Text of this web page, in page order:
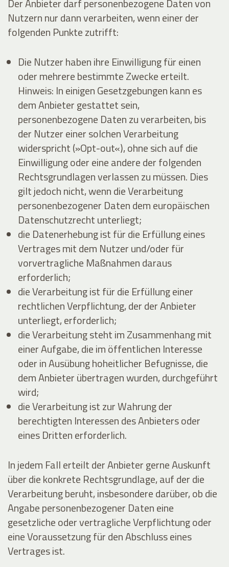
Der Anbieter darf personenbezogene Daten von
Nutzern nur dann verarbeiten, wenn einer der
folgenden Punkte zutrifft:
Die Nutzer haben ihre Einwilligung für einen
oder mehrere bestimmte Zwecke erteilt.
Hinweis: In einigen Gesetzgebungen kann es
dem Anbieter gestattet sein,
personenbezogene Daten zu verarbeiten, bis
der Nutzer einer solchen Verarbeitung
widerspricht (»Opt-out«), ohne sich auf die
Einwilligung oder eine andere der folgenden
Rechtsgrundlagen verlassen zu müssen. Dies
gilt jedoch nicht, wenn die Verarbeitung
personenbezogener Daten dem europäischen
Datenschutzrecht unterliegt;
die Datenerhebung ist für die Erfüllung eines
Vertrages mit dem Nutzer und/oder für
vorvertragliche Maßnahmen daraus
erforderlich;
die Verarbeitung ist für die Erfüllung einer
rechtlichen Verpflichtung, der der Anbieter
unterliegt, erforderlich;
die Verarbeitung steht im Zusammenhang mit
einer Aufgabe, die im öffentlichen Interesse
oder in Ausübung hoheitlicher Befugnisse, die
dem Anbieter übertragen wurden, durchgeführt
wird;
die Verarbeitung ist zur Wahrung der
berechtigten Interessen des Anbieters oder
eines Dritten erforderlich.
In jedem Fall erteilt der Anbieter gerne Auskunft
über die konkrete Rechtsgrundlage, auf der die
Verarbeitung beruht, insbesondere darüber, ob die
Angabe personenbezogener Daten eine
gesetzliche oder vertragliche Verpflichtung oder
eine Voraussetzung für den Abschluss eines
Vertrages ist.